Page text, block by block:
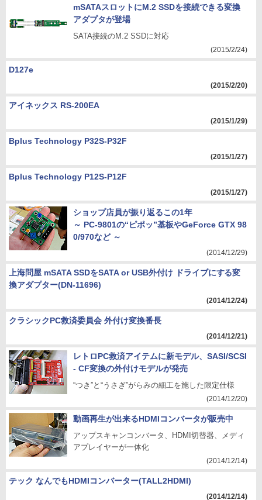
mSATAスロットにM.2 SSDを接続できる変換
アダプタが登場
SATA接続のM.2 SSDに対応
(2015/2/24)
D127e
(2015/2/20)
アイネックス RS-200EA
(2015/1/29)
Bplus Technology P32S-P32F
(2015/1/27)
Bplus Technology P12S-P12F
(2015/1/27)
ショップ店員が振り返るこの1年
～ PC-9801の“ピポッ”基板やGeForce GTX 98
0/970など ～
(2014/12/29)
上海問屋 mSATA SSDをSATA or USB外付け ドライブにする変
換アダプター(DN-11696)
(2014/12/24)
クラシックPC救済委員会 外付け変換番長
(2014/12/21)
レトロPC救済アイテムに新モデル、SASI/SCSI
- CF変換の外付けモデルが発売
“つき”と“うさぎ”がらみの細工を施した限定仕様
(2014/12/20)
動画再生が出来るHDMIコンバータが販売中
アップスキャンコンバータ、HDMI切替器、メディ
アプレイヤーが一体化
(2014/12/14)
テック なんでもHDMIコンバーター(TALL2HDMI)
(2014/12/14)